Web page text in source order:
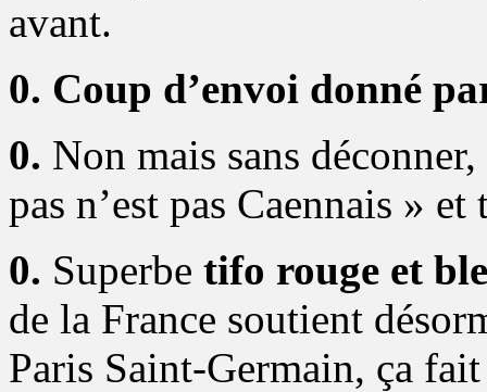
avant.
0. Coup d’envoi donné
0. Non mais sans
pas n’est pas Caennais » et
0. Superbe tifo rouge et
de la France soutient
Paris Saint-Germain, ça